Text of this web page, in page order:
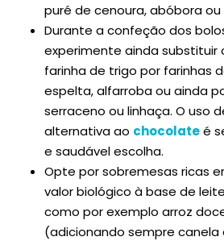
puré de cenoura, abóbora
Durante a confeção dos
experimente ainda substituir
farinha de trigo por farinhas
espelta, alfarroba ou ainda
serraceno ou linhaça. O uso
alternativa ao chocolateé
e saudável escolha.
Opte por sobremesas ricas
valor biológico à base de
como por exemplo arroz
(adicionando sempre canela